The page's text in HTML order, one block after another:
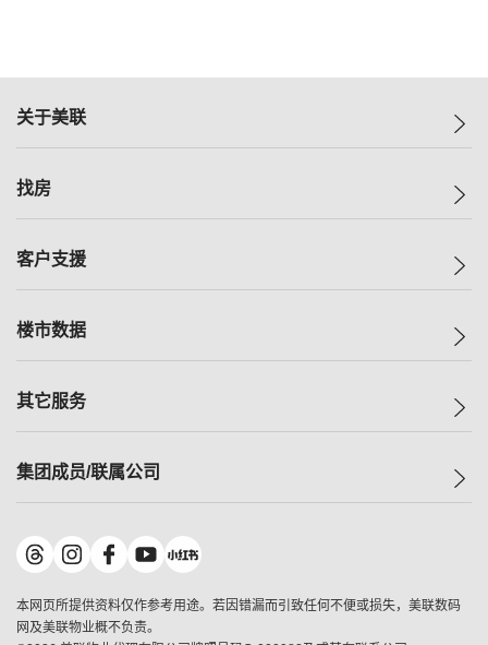
关于美联
美联集团
人才招募
找房
一手新房
减价
美联豪宅
独家楼盘
租房
客户支援
自助放盘
查询热线
按揭计算机
负担能力计算机
转按计算机
缴款方式
楼市数据
指数
历史成交
小区成交排行榜
地区百科
其它服务
小区专页
美联精英会
美善会
集团成员/联属公司
美联物业
鋑联控股*
美联工商铺*
美联中国
本网页所提供资料仅作参考用途。若因错漏而引致任何不便或损失，美联数码
网及美联物业概不负责。